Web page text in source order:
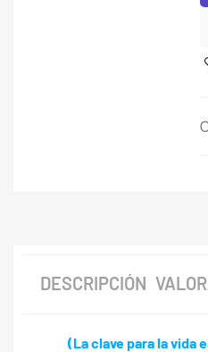
DESCRIPCIÓN
(La clave para la vida